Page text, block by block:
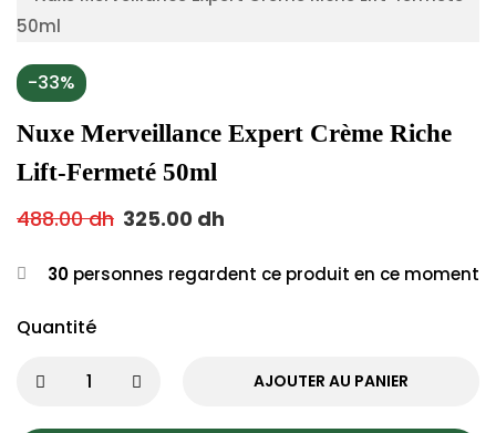
-33%
Nuxe Merveillance Expert Crème Riche
Lift-Fermeté 50ml
488.00dh 325.00 dh
30 personnes regardent ce produit en ce moment
Quantité
AJOUTER AU PANIER